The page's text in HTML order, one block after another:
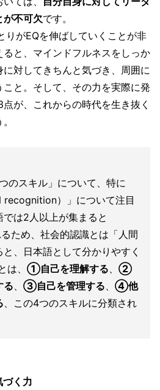
が不可欠です。
がEQを伸ばしていくことが非
と、マインドフルネスをしっか
対してきちんと気づき、周囲に
と。そして、その力を実際に発
が、これからの時代を生き抜く
スキル」について、特に
recognition）」について注目
は2人以上が集まると
ため、社会的認識とは「人間
、日本語として分かりやすく
は、 ①自己を理解する
②
る
③自己を管理する
④他
、この4つのスキルに分類され
く力